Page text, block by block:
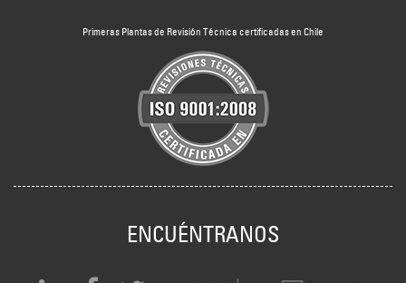
Primeras Plantas de Revisión Técnica certificadas en Chile
ENCUÉNTRANOS